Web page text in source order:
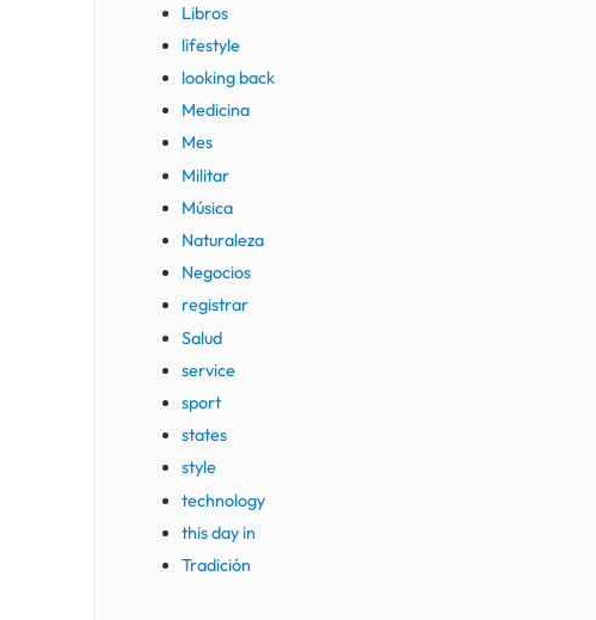
Libros
lifestyle
looking back
Medicina
Mes
Militar
Música
Naturaleza
Negocios
registrar
Salud
service
sport
states
style
technology
this day in
Tradición